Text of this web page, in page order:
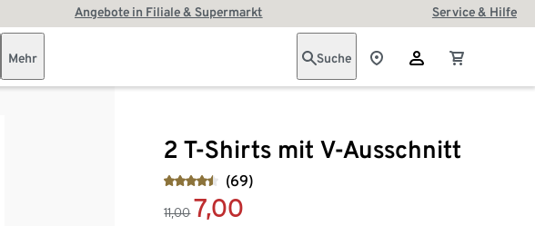
Angebote in Filiale & Supermarkt Service & Hilfe
Mehr Suche
2 T-Shirts mit V-Ausschnitt
(69)
11,00 7,00